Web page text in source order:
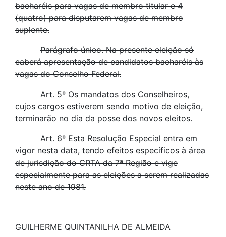
bacharéis para vagas de membro titular e 4
(quatro) para disputarem vagas de membro
suplente.
Parágrafo único. Na presente eleição só
caberá apresentação de candidatos bacharéis às
vagas do Conselho Federal.
Art. 5º Os mandatos dos Conselheiros,
cujos cargos estiverem sendo motivo de eleição,
terminarão no dia da posse dos novos eleitos.
Art. 6º Esta Resolução Especial entra em
vigor nesta data, tendo efeitos específicos à área
de jurisdição do CRTA da 7ª Região e vige
especialmente para as eleições a serem realizadas
neste ano de 1981.
GUILHERME QUINTANILHA DE ALMEIDA